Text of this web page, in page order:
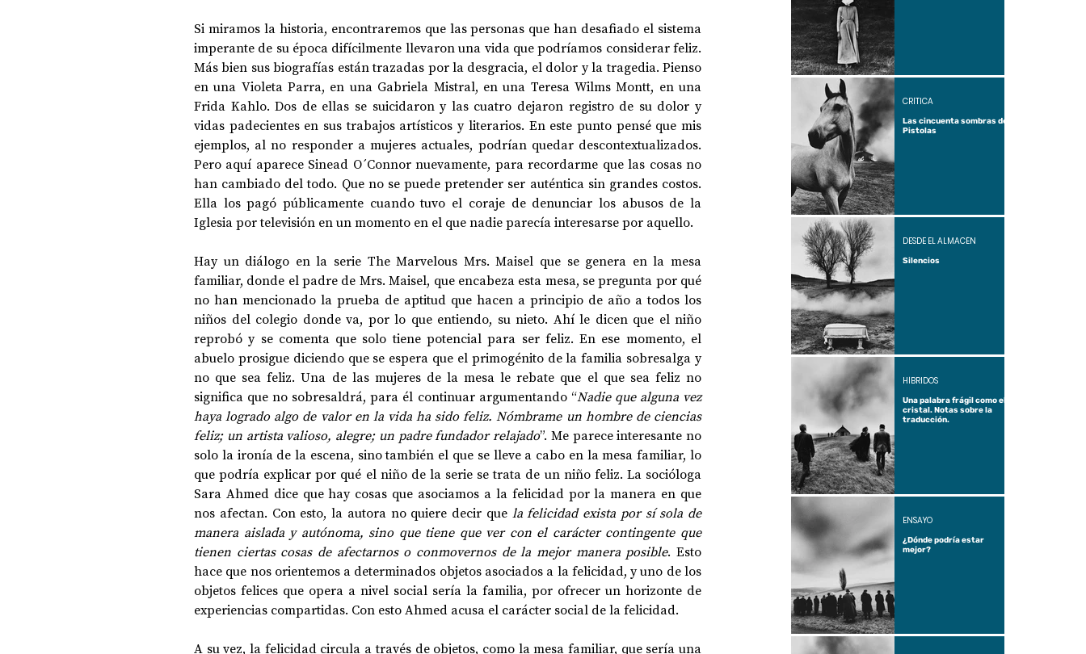
Si miramos la historia, encontraremos que las personas que han desafiado el sistema
imperante de su época difícilmente llevaron una vida que podríamos considerar feliz.
Más bien sus biografías están trazadas por la desgracia, el dolor y la tragedia. Pienso
en una Violeta Parra, en una Gabriela Mistral, en una Teresa Wilms Montt, en una
Frida Kahlo. Dos de ellas se suicidaron y las cuatro dejaron registro de su dolor y
vidas padecientes en sus trabajos artísticos y literarios. En este punto pensé que mis
ejemplos, al no responder a mujeres actuales, podrían quedar descontextualizados.
Pero aquí aparece Sinead O´Connor nuevamente, para recordarme que las cosas no
han cambiado del todo. Que no se puede pretender ser auténtica sin grandes costos.
Ella los pagó públicamente cuando tuvo el coraje de denunciar los abusos de la
Iglesia por televisión en un momento en el que nadie parecía interesarse por aquello.
Hay un diálogo en la serie The Marvelous Mrs. Maisel que se genera en la mesa
familiar, donde el padre de Mrs. Maisel, que encabeza esta mesa, se pregunta por qué
no han mencionado la prueba de aptitud que hacen a principio de año a todos los
niños del colegio donde va, por lo que entiendo, su nieto. Ahí le dicen que el niño
reprobó y se comenta que solo tiene potencial para ser feliz. En ese momento, el
abuelo prosigue diciendo que se espera que el primogénito de la familia sobresalga y
no que sea feliz. Una de las mujeres de la mesa le rebate que el que sea feliz no
significa que no sobresaldrá, para él continuar argumentando “Nadie que alguna vez
haya logrado algo de valor en la vida ha sido feliz. Nómbrame un hombre de ciencias
feliz; un artista valioso, alegre; un padre fundador relajado”. Me parece interesante no
solo la ironía de la escena, sino también el que se lleve a cabo en la mesa familiar, lo
que podría explicar por qué el niño de la serie se trata de un niño feliz. La socióloga
Sara Ahmed dice que hay cosas que asociamos a la felicidad por la manera en que
nos afectan. Con esto, la autora no quiere decir que la felicidad exista por sí sola de
manera aislada y autónoma, sino que tiene que ver con el carácter contingente que
tienen ciertas cosas de afectarnos o conmovernos de la mejor manera posible. Esto
hace que nos orientemos a determinados objetos asociados a la felicidad, y uno de los
objetos felices que opera a nivel social sería la familia, por ofrecer un horizonte de
experiencias compartidas. Con esto Ahmed acusa el carácter social de la felicidad.
A su vez, la felicidad circula a través de objetos, como la mesa familiar, que sería una
Las cincuenta sombras de
Pistolas
CRÍTICA
Silencios
DESDE EL ALMACÉN
Una palabra frágil como el
cristal. Notas sobre la
traducción.
HÍBRIDOS
¿Dónde podría estar
mejor?
ENSAYO